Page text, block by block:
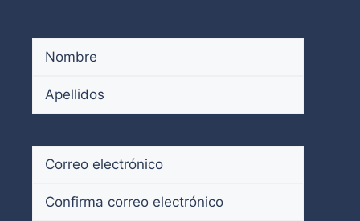
electrónico(Obligatorio)